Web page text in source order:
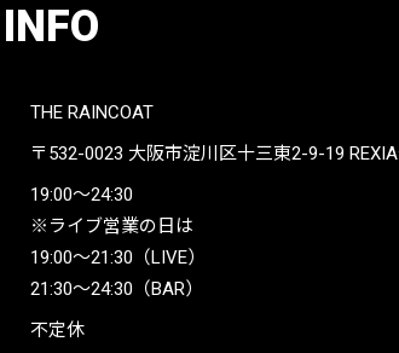
THE RAINCOAT
〒532-0023 大阪市淀川区十三東2-9-19
19:00〜24:30
※ライブ営業の日は
19:00〜21:30（LIVE）
21:30〜24:30（BAR）
不定休